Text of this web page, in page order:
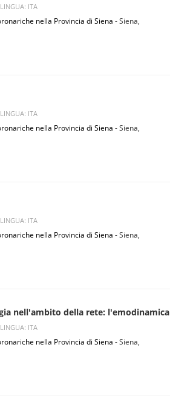
LINGUA: ITA
nella Provincia di Siena - Siena,
LINGUA: ITA
nella Provincia di Siena - Siena,
LINGUA: ITA
nella Provincia di Siena - Siena,
nell'ambito della rete: l'emodinamica
LINGUA: ITA
nella Provincia di Siena - Siena,